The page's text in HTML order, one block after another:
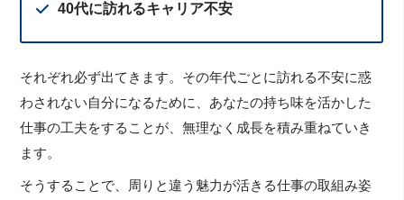
40代に訪れるキャリア不安
それぞれ必ず出てきます。その年代ごとに訪れる不安に惑
わされない自分になるために、あなたの持ち味を活かした
仕事の工夫をすることが、無理なく成長を積み重ねていき
ます。
そうすることで、周りと違う魅力が活きる仕事の取組み姿